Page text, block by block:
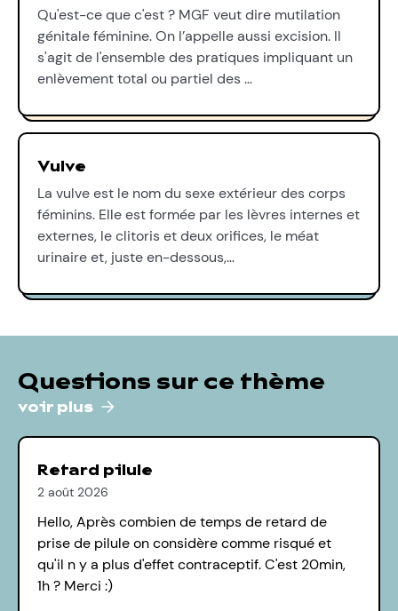
Qu'est-ce que c'est ? MGF veut dire mutilation
génitale féminine. On l’appelle aussi excision. Il
s'agit de l'ensemble des pratiques impliquant un
enlèvement total ou partiel des …
Vulve
La vulve est le nom du sexe extérieur des corps
féminins. Elle est formée par les lèvres internes et
externes, le clitoris et deux orifices, le méat
urinaire et, juste en-dessous,…
Questions sur ce thème
voir plus
Retard pilule
2 août 2026
Hello, Après combien de temps de retard de
prise de pilule on considère comme risqué et
qu'il n y a plus d'effet contraceptif. C'est 20min,
1h ? Merci :)